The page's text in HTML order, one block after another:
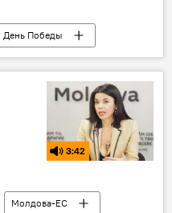
День Победы
3:42
Молдова-ЕС